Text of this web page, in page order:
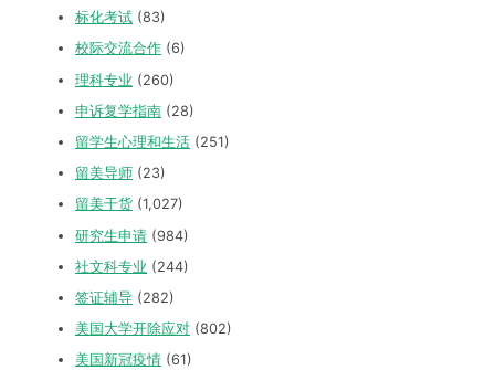
标化考试 (83)
校际交流合作 (6)
理科专业 (260)
申诉复学指南 (28)
留学生心理和生活 (251)
留美导师 (23)
留美干货 (1,027)
研究生申请 (984)
社文科专业 (244)
签证辅导 (282)
美国大学开除应对 (802)
美国新冠疫情 (61)